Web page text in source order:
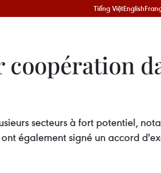
Tiếng ViệtEnglish
secteurs à fort potentiel,
également signé un accord